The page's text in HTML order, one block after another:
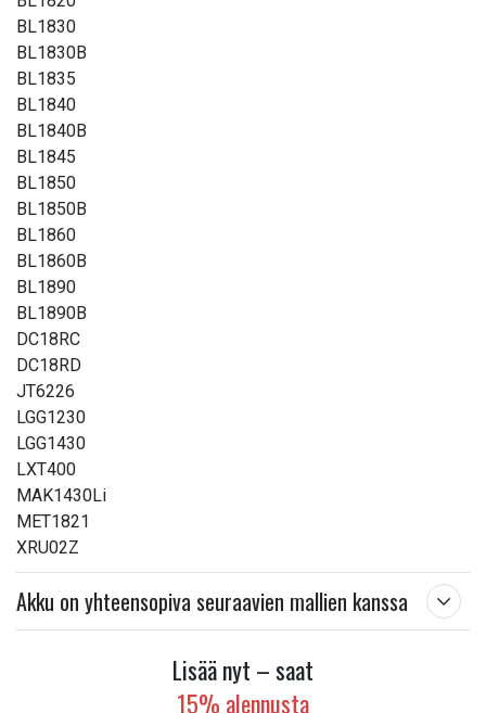
BL1830
BL1830B
BL1835
BL1840
BL1840B
BL1845
BL1850
BL1850B
BL1860
BL1860B
BL1890
BL1890B
DC18RC
DC18RD
JT6226
LGG1230
LGG1430
LXT400
MAK1430Li
MET1821
XRU02Z
Akku on yhteensopiva seuraavien mallien kanssa
Lisää nyt – saat
15% alennusta